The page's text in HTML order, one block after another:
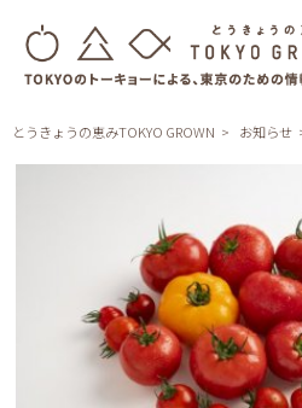
とうきょうの恵みTOKYO GROWN お知らせ